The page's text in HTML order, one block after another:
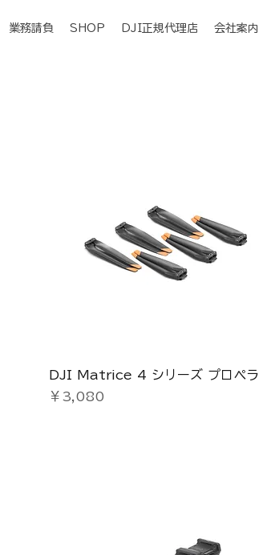
業務請負 SHOP DJI正規代理店 会社案内
DJI Matrice 4 シリーズ プロペラ
価格
￥3,080